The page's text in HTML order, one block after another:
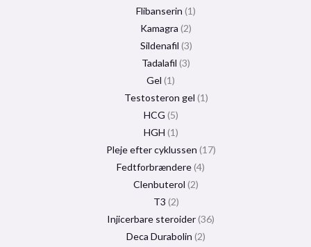
Flibanserin 1
Kamagra 2
Sildenafil 3
Tadalafil 3
Gel 1
Testosteron gel 1
HCG 5
HGH 1
Pleje efter cyklussen 17
Fedtforbrændere 4
Clenbuterol 2
T3 2
Injicerbare steroider 36
Deca Durabolin 2